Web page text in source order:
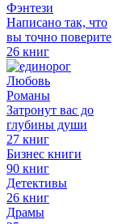
Фэнтези
Написано так, что
вы точно поверите
26 книг
Любовь
Романы
Затронут вас до
глубины души
27 книг
Бизнес книги
90 книг
Детективы
26 книг
Драмы